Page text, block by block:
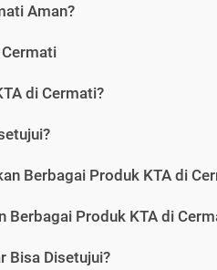
Aman?
di Cermati?
Berbagai Produk KTA di
Berbagai Produk KTA di
Bisa Disetujui?